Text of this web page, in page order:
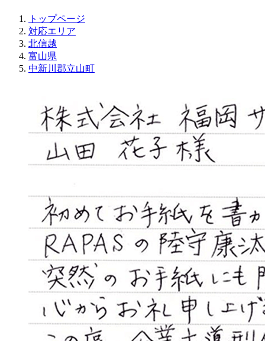
トップページ
対応エリア
北信越
富山県
中新川郡立山町